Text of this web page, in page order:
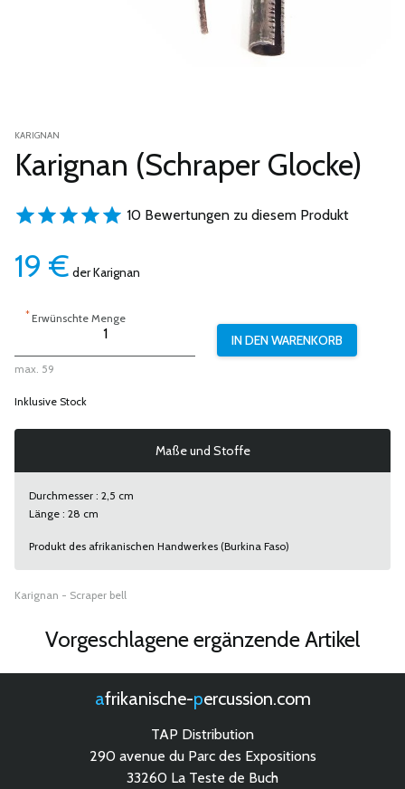
KARIGNAN
Karignan (Schraper Glocke)
10 Bewertungen zu diesem Produkt
19 € der Karignan
*Erwünschte Menge
max. 59
Inklusive Stock
Maße und Stoffe
Durchmesser : 2,5 cm
Länge : 28 cm
Produkt des afrikanischen Handwerkes (Burkina Faso)
Karignan - Scraper bell
Vorgeschlagene ergänzende Artikel
afrikanische- percussion.com
TAP Distribution
290 avenue du Parc des Expositions
33260 La Teste de Buch